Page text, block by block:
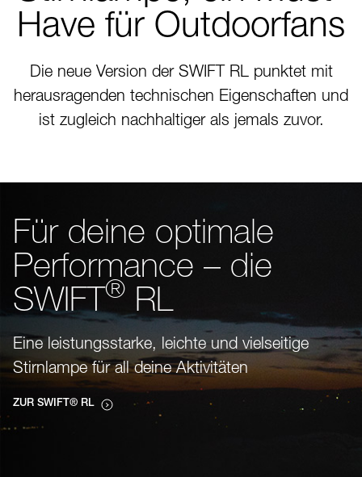
Have für Outdoorfans
Die neue Version der SWIFT RL punktet mit
herausragenden technischen Eigenschaften und
ist zugleich nachhaltiger als jemals zuvor.
Für deine optimale
Performance – die
SWIFT® RL
Eine leistungsstarke, leichte und vielseitige
Stirnlampe für all deine Aktivitäten
ZUR SWIFT® RL